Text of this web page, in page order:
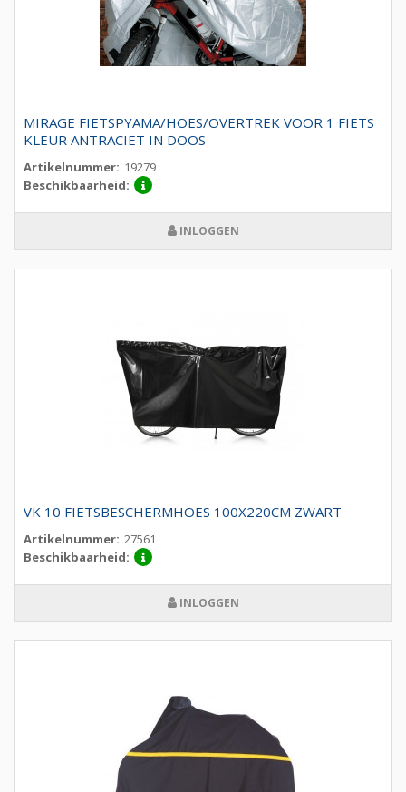
MIRAGE FIETSPYAMA/HOES/OVERTREK VOOR 1 FIETS
KLEUR ANTRACIET IN DOOS
Artikelnummer: 19279
Beschikbaarheid:
INLOGGEN
VK 10 FIETSBESCHERMHOES 100X220CM ZWART
Artikelnummer: 27561
Beschikbaarheid:
INLOGGEN